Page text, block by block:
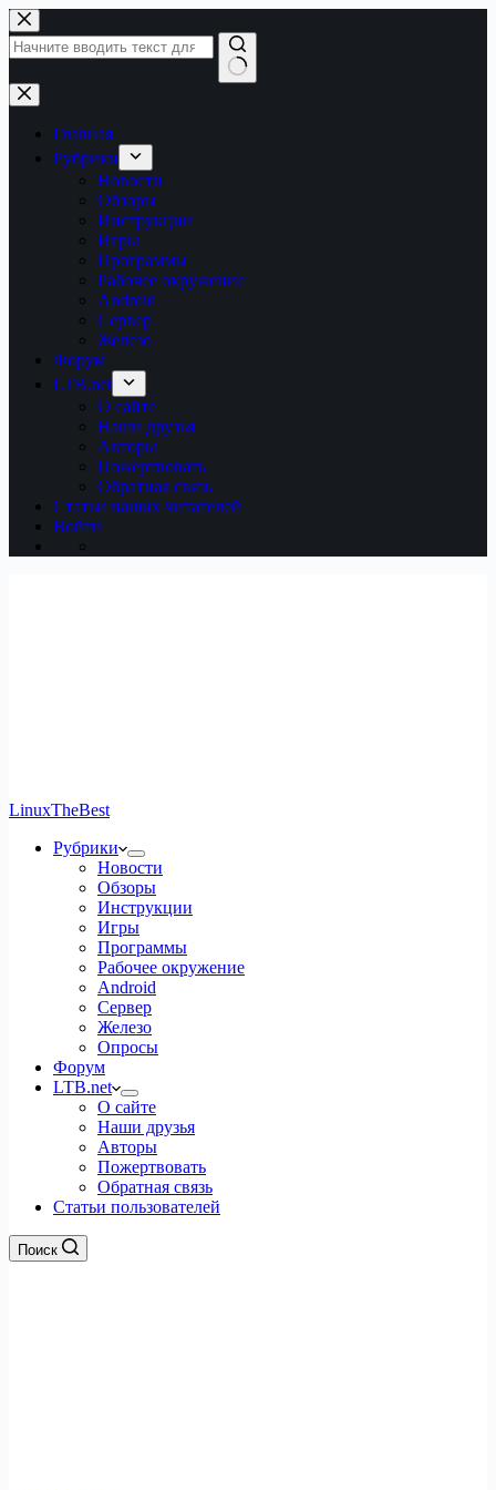
Перейти
к
сути
Ничего
не
найденоГлавная
Рубрики
Новости
Обзоры
Инструкции
Игры
Программы
Рабочее окружение
Android
Сервер
Железо
Форум
LTB.net
О сайте
Наши друзья
Авторы
Пожертвовать
Обратная связь
Статьи наших читателей
Войти
LinuxTheBest
Рубрики
Новости
Обзоры
Инструкции
Игры
Программы
Рабочее окружение
Android
Сервер
Железо
Опросы
Форум
LTB.net
О сайте
Наши друзья
Авторы
Пожертвовать
Обратная связь
Статьи пользователей
Поиск